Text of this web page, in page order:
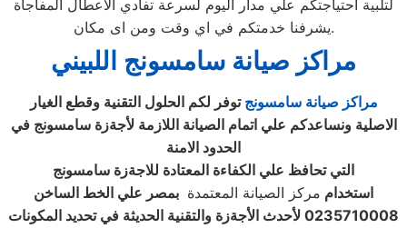
لتلبية احتياجتكم علي مدار اليوم لسرعة تفادي الاعطال المفاجاة
يشرفنا خدمتكم في اي وقت ومن اى مكان.
مراكز صيانة سامسونج اللبيني
مراكز صيانة سامسونج توفر لكم الحلول التقنية وقطع الغيار
الاصلية ونساعدكم علي اتمام الصيانة اللازمة لأجةزة سامسونج في
الحدود الامنة
التي تحافظ علي الكفاءة المعتادة للاجةزة سامسونج
استخدام مركز الصيانة المعتمدة بمصر علي الخط الساخن
0235710008 لأحدث الأجةزة والتقنية الحديثة في تحديد المكونات